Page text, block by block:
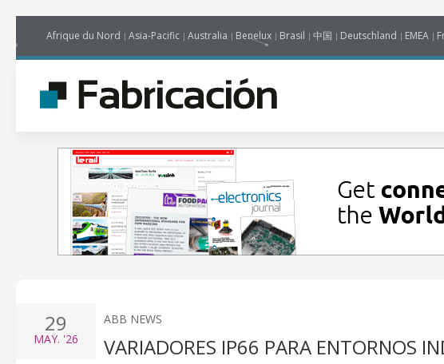
Afrique du Nord Asia-Pacific Australia Benelux Brasil 中国 Deutschland EMEA
29
MAY. '26
ABB NEWS
VARIADORES IP66 PARA ENTORNOS